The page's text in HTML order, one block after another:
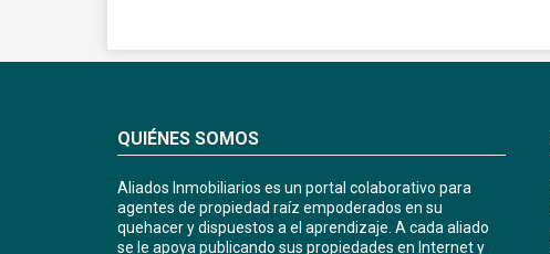
QUIÉNES SOMOS
Aliados Inmobiliarios es un portal colaborativo para
agentes de propiedad raíz empoderados en su
quehacer y dispuestos a el aprendizaje. A cada aliado
se le apoya publicando sus propiedades en Internet y